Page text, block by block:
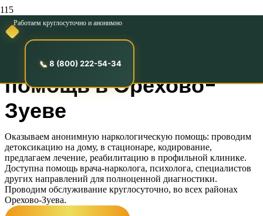
Работаем круглосуточно и анонимно
8 (800) 222-54-34
Анонимная
наркологическая
помощь в Орехово-
Зуеве
Оказываем анонимную наркологическую помощь: проводим
детоксикацию на дому, в стационаре, кодирование,
предлагаем лечение, реабилитацию в профильной клинике.
Доступна помощь врача-нарколога, психолога, специалистов
других направлений для полноценной диагностики.
Проводим обслуживание круглосуточно, во всех районах
Орехово-Зуева.